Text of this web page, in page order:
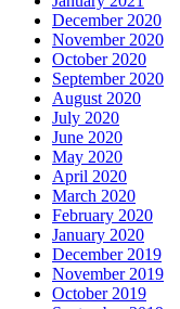
December 2020
November 2020
October 2020
September 2020
August 2020
July 2020
June 2020
May 2020
April 2020
March 2020
February 2020
January 2020
December 2019
November 2019
October 2019